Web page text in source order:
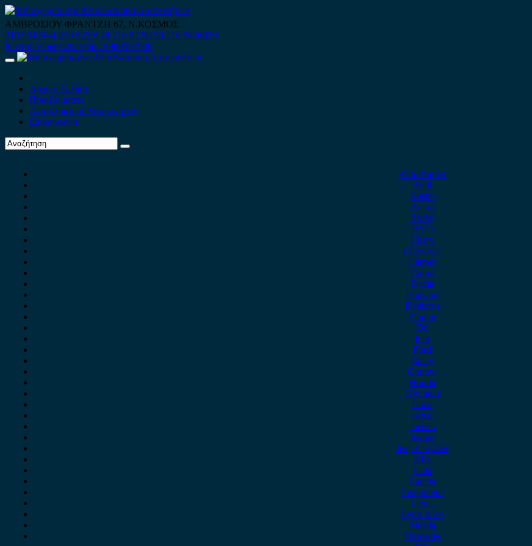
Skip
to
content
ΑΜΒΡΟΣΙΟΥ ΦΡΑΝΤΖΗ 67, Ν.ΚΟΣΜΟΣ
210 9012444 210 9239148 210 9238158 210 9026839
Κινητό-Viber-whatsapp : 6980507900
Primary
Αρχική Σελίδα
Ποιοί είμαστε
Ανταλλακτικά Αυτοκινήτων
Επικοινωνία
Alfa Romeo
Audi
Austin
Acura
BMW
BYD
Chery
Chevrolet
Citroen
Cupra
Dacia
Daewoo
Daihatsu
Dodge
DS
Fiat
Ford
Geely
Gonow
Honda
Hyundai
Isuzu
iveco
Jaecoo
Jaguar
Jeep Chrysler
KIA
Lada
Lancia
Leapmotor
Lexus
Lynk & co
Mazda
Mercedes